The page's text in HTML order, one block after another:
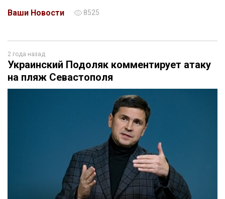
Ваши Новости
8525
2 года назад
Украинский Подоляк комментирует атаку
на пляж Севастополя